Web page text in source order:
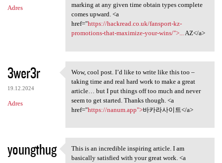
Adres
marking at any given time obtain types complete
comes upward. <a
href="https://hackread.co.uk/fansport-kz-
promotions-that-maximize-your-wins/">...AZ</a>
3wer3r
19.12.2024
Adres
Wow, cool post. I’d like to
Wow, cool post. I’d like to write like this too –
taking time and real hard work to make a great
article… but I put things off too much and never
seem to get started. Thanks though. <a
href="https://nanum.app">바카라사이트</a>
youngthug
This is an incredible
This is an incredible inspiring article. I am
basically satisfied with your great work. <a